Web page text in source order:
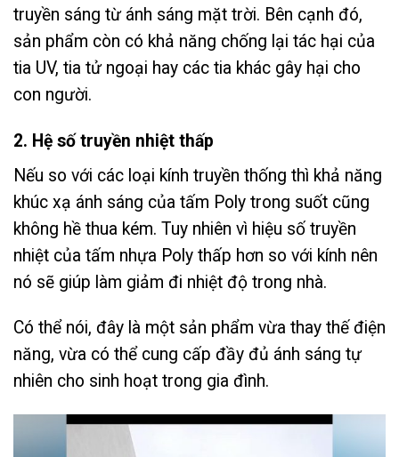
truyền sáng từ ánh sáng mặt trời. Bên cạnh đó,
sản phẩm còn có khả năng chống lại tác hại của
tia UV, tia tử ngoại hay các tia khác gây hại cho
con người.
2. Hệ số truyền nhiệt thấp
Nếu so với các loại kính truyền thống thì khả năng
khúc xạ ánh sáng của tấm Poly trong suốt cũng
không hề thua kém. Tuy nhiên vì hiệu số truyền
nhiệt của tấm nhựa Poly thấp hơn so với kính nên
nó sẽ giúp làm giảm đi nhiệt độ trong nhà.
Có thể nói, đây là một sản phẩm vừa thay thế điện
năng, vừa có thể cung cấp đầy đủ ánh sáng tự
nhiên cho sinh hoạt trong gia đình.